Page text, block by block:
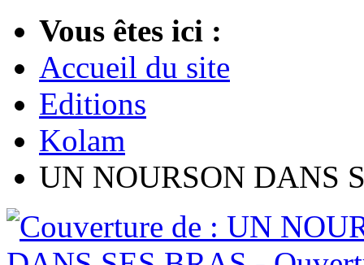
Vous êtes ici :
Accueil du site
Editions
Kolam
UN NOURSON DANS